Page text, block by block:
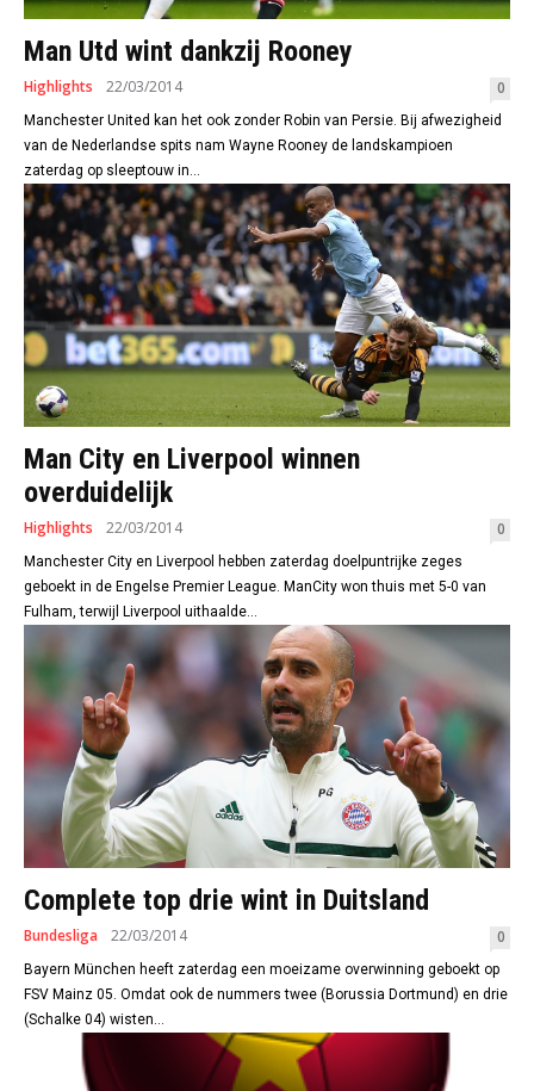
Man Utd wint dankzij Rooney
Highlights 22/03/2014 0
Manchester United kan het ook zonder Robin van Persie. Bij afwezigheid
van de Nederlandse spits nam Wayne Rooney de landskampioen
zaterdag op sleeptouw in...
Man City en Liverpool winnen
overduidelijk
Highlights 22/03/2014 0
Manchester City en Liverpool hebben zaterdag doelpuntrijke zeges
geboekt in de Engelse Premier League. ManCity won thuis met 5-0 van
Fulham, terwijl Liverpool uithaalde...
Complete top drie wint in Duitsland
Bundesliga 22/03/2014 0
Bayern München heeft zaterdag een moeizame overwinning geboekt op
FSV Mainz 05. Omdat ook de nummers twee (Borussia Dortmund) en drie
(Schalke 04) wisten...